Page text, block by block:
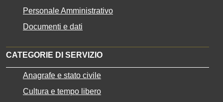
Personale Amministrativo
Documenti e dati
CATEGORIE DI SERVIZIO
Anagrafe e stato civile
Cultura e tempo libero